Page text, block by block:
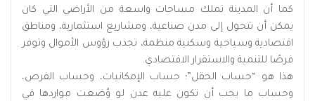
كما أن المدينة تملك مساحات واسعة من الأراضي التي كان
يمكن أن تتحول إلى مدن صناعية، ومشاريع استثمارية، ومناطق
اقتصادية وسياحية وسكنية منظمة، تجذب رؤوس الأموال وتوفر
فرصًا للتنمية والاستقرار الاقتصادي.
هذا هو “حساب الحقل”؛ حساب الإمكانيات، وحساب الفرص،
وحساب ما يجب أن تكون عليه عدن لو وُضعت مواردها في